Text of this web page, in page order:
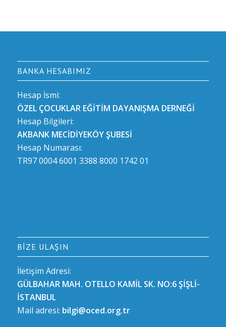
BANKA HESABIMIZ
Hesap İsmi:
ÖZEL ÇOCUKLAR EĞİTİM DAYANIŞMA DERNEĞİ
Hesap Bilgileri:
AKBANK MECİDİYEKÖY ŞUBESİ
Hesap Numarası:
TR97 0004 6001 3388 8000 1742 01
BIZE ULAŞIN
İletişim Adresi:
GÜLBAHAR MAH. OTELLO KAMİL SK. NO:6 ŞİŞLİ-
İSTANBUL
Mail adresi: bilgi@oced.org.tr